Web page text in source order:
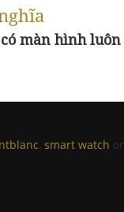
màn hình
, smart watch on